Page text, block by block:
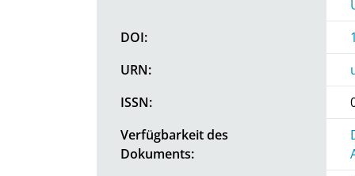
DOI:
URN:
ISSN:
Verfügbarkeit des
Dokuments: